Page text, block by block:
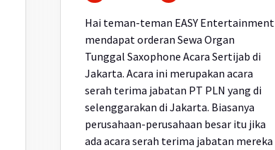
Hai teman-teman EASY Entertainment
mendapat orderan Sewa Organ
Tunggal Saxophone Acara Sertijab di
Jakarta. Acara ini merupakan acara
serah terima jabatan PT PLN yang di
selenggarakan di Jakarta. Biasanya
perusahaan-perusahaan besar itu jika
ada acara serah terima jabatan mereka